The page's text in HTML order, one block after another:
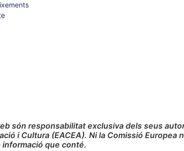
són responsabilitat exclusiva dels seus
i Cultura (EACEA). Ni la Comissió Europea
que conté.